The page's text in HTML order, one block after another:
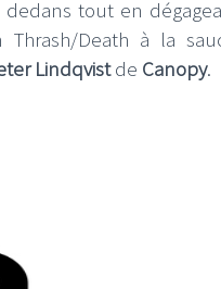
tout en
Thrash/Death à la
Lindqvistde Canopy.